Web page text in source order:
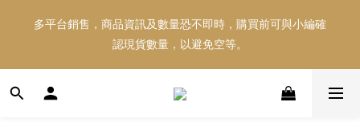
多平台銷售，商品資訊及數量恐不即時，購買前可與小編確
認現貨數量，以避免空等。
多平台銷售，商品資訊及數量恐不即時，購買前可與小編確
認現貨數量，以避免空等。
好東西跟好朋友分享～推薦好友一同享100元購物金！！！